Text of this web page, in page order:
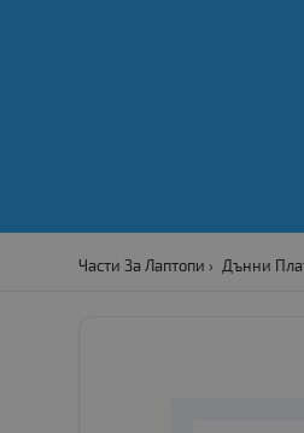
Части За Лаптопи Дънни